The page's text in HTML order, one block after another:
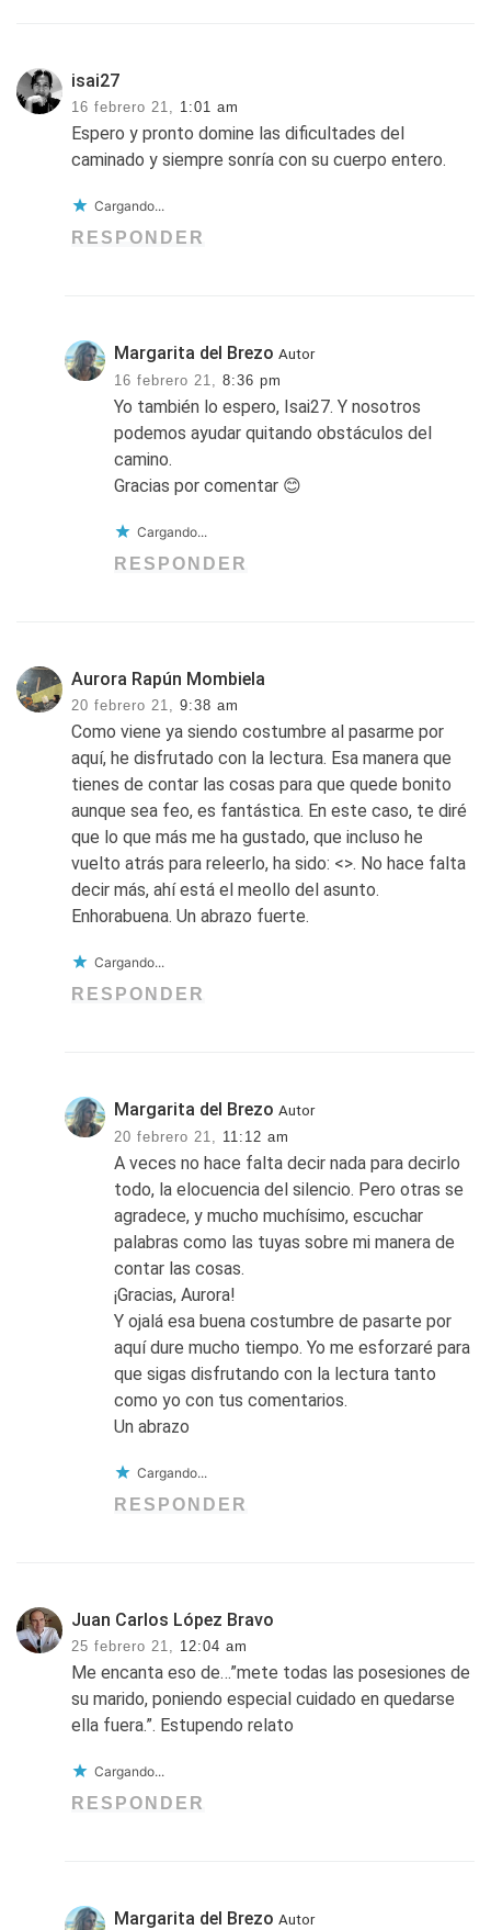
isai27
16 febrero 21, 1:01 am
Espero y pronto domine las dificultades del
caminado y siempre sonría con su cuerpo entero.
Cargando...
RESPONDER
Margarita del Brezo Autor
16 febrero 21,
8:36 pm
Yo también lo espero, Isai27. Y nosotros
podemos ayudar quitando obstáculos del
camino.
Gracias por comentar 😊
Cargando...
RESPONDER
Aurora Rapún Mombiela
20 febrero 21, 9:38 am
Como viene ya siendo costumbre al pasarme por
aquí, he disfrutado con la lectura. Esa manera que
tienes de contar las cosas para que quede bonito
aunque sea feo, es fantástica. En este caso, te diré
que lo que más me ha gustado, que incluso he
vuelto atrás para releerlo, ha sido: <>. No hace falta
decir más, ahí está el meollo del asunto.
Enhorabuena. Un abrazo fuerte.
Cargando...
RESPONDER
Margarita del Brezo Autor
20 febrero 21,
11:12 am
A veces no hace falta decir nada para decirlo
todo, la elocuencia del silencio. Pero otras se
agradece, y mucho muchísimo, escuchar
palabras como las tuyas sobre mi manera de
contar las cosas.
¡Gracias, Aurora!
Y ojalá esa buena costumbre de pasarte por
aquí dure mucho tiempo. Yo me esforzaré para
que sigas disfrutando con la lectura tanto
como yo con tus comentarios.
Un abrazo
Cargando...
RESPONDER
Juan Carlos López Bravo
25 febrero 21, 12:04 am
Me encanta eso de…”mete todas las posesiones de
su marido, poniendo especial cuidado en quedarse
ella fuera.”. Estupendo relato
Cargando...
RESPONDER
Margarita del Brezo Autor